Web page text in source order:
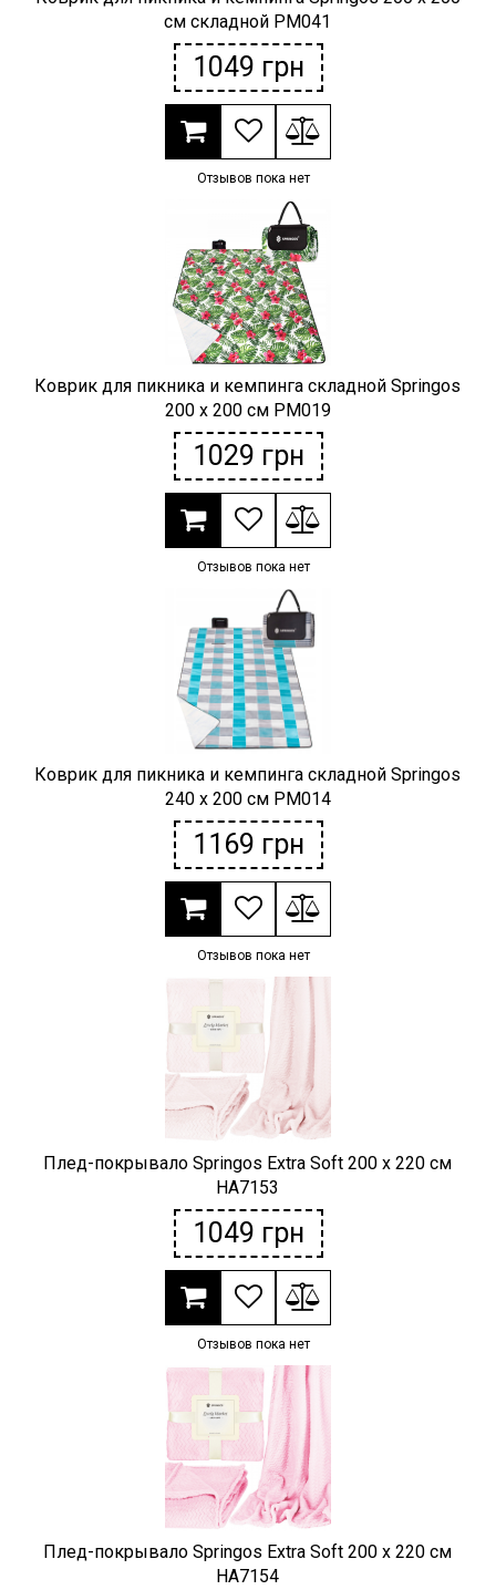
см складной PM041
1049 грн
Отзывов пока нет
Коврик для пикника и кемпинга складной Springos
200 x 200 см PM019
1029 грн
Отзывов пока нет
Коврик для пикника и кемпинга складной Springos
240 x 200 см PM014
1169 грн
Отзывов пока нет
Плед-покрывало Springos Extra Soft 200 x 220 см
HA7153
1049 грн
Отзывов пока нет
Плед-покрывало Springos Extra Soft 200 x 220 см
HA7154